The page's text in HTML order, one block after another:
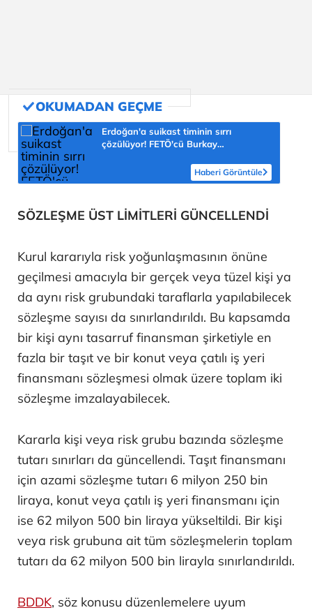
Erdoğan'a suikast timinin sırrı
çözülüyor! FETÖ'cü Burkay
Haberi Görüntüle
SÖZLEŞME ÜST LİMİTLERİ GÜNCELLENDİ
Kurul kararıyla risk yoğunlaşmasının önüne
geçilmesi amacıyla bir gerçek veya tüzel kişi ya
da aynı risk grubundaki taraflarla yapılabilecek
sözleşme sayısı da sınırlandırıldı. Bu kapsamda
bir kişi aynı tasarruf finansman şirketiyle en
fazla bir taşıt ve bir konut veya çatılı iş yeri
finansmanı sözleşmesi olmak üzere toplam iki
sözleşme imzalayabilecek.
Kararla kişi veya risk grubu bazında sözleşme
tutarı sınırları da güncellendi. Taşıt finansmanı
için azami sözleşme tutarı 6 milyon 250 bin
liraya, konut veya çatılı iş yeri finansmanı için
ise 62 milyon 500 bin liraya yükseltildi. Bir kişi
veya risk grubuna ait tüm sözleşmelerin toplam
tutarı da 62 milyon 500 bin lirayla sınırlandırıldı.
BDDK, söz konusu düzenlemelere uyum